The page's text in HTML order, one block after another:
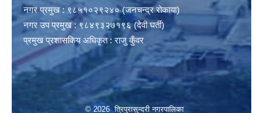
नगर प्रमुख : ९८५१०२९२४० (जनचन्द्र रोकाया)
नगर उप प्रमुख : ९८४९३२७१९६ (देवी घर्ती)
प्रमुख प्रशासकिय अधिकृत : राजु कुँवर
© 2026 त्रिपुरासुन्दरी नगरपालिका